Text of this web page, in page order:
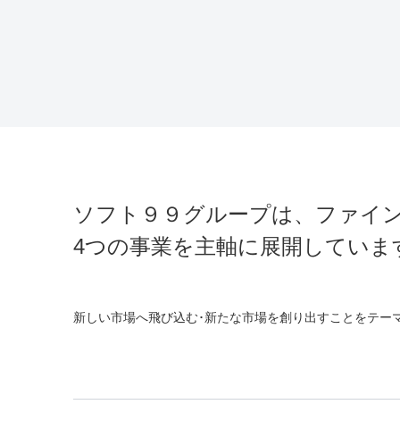
ソフト９９グループは、ファイ
4つの事業を主軸に展開していま
新しい市場へ飛び込む･新たな市場を創り出すことをテ